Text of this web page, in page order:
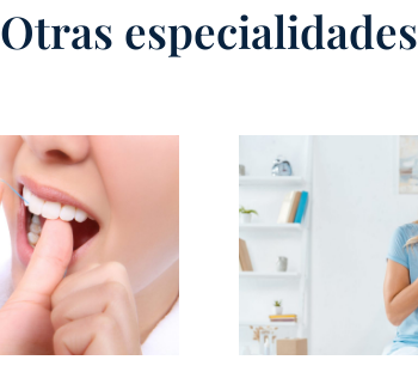
Otras especialidades